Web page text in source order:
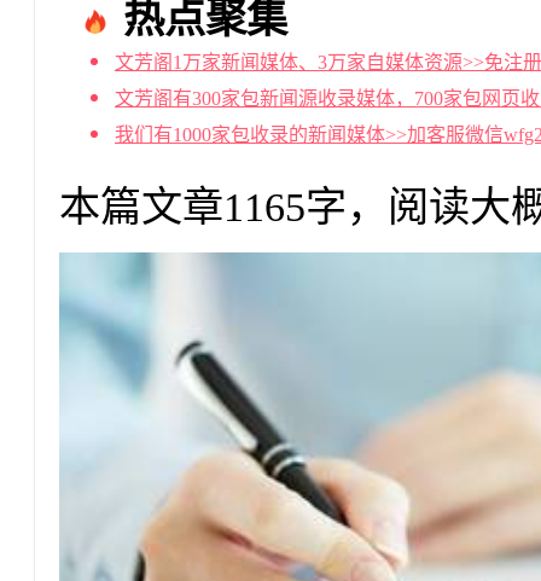
热点聚集
文芳阁1万家新闻媒体、3万家自媒体资源>>免注
文芳阁有300家包新闻源收录媒体，700家包网页
我们有1000家包收录的新闻媒体>>加客服微信
本篇文章1165字，阅读大